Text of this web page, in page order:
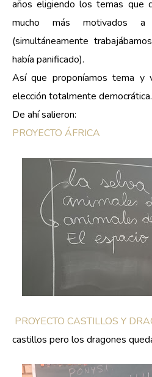
años eligiendo los temas que
mucho más motivados
(simultáneamente
había panificado).
Así que proponíamos tema y
elección totalmente democrática.
De ahí salieron:
PROYECTO ÁFRICA
PROYECTO CASTILLOS Y
castillos pero los dragones